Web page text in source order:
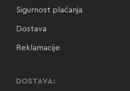
Sigurnost plaćanja
Dostava
Reklamacije
DOSTAVA: